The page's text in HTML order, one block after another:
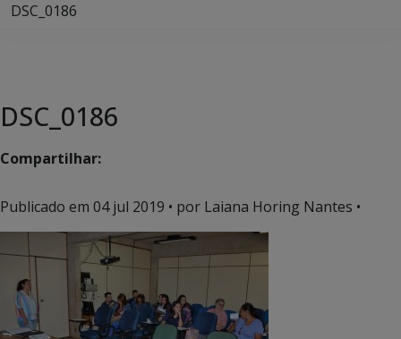
DSC_0186
DSC_0186
Compartilhar:
Publicado em 04 jul 2019 • por Laiana Horing Nantes •